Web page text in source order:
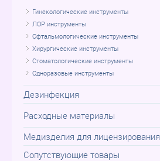
Гинекологические инструменты
ЛОР инструменты
Офтальмологические инструменты
Хирургические инструменты
Стоматологические инструменты
Одноразовые инструменты
Дезинфекция
Расходные материалы
Медизделия для лицензирования
Сопутствующие товары